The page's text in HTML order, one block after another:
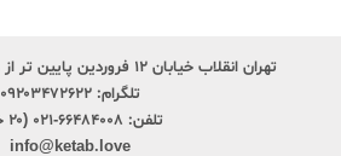
تهران انقلاب خیابان ۱۲ فروردین پایین تر از وحید نظری پلاک ۲۴۹
تلگرام: ۰۹۲۰۳۴۷۲۶۲۲
تلفن: ۶۶۴۸۴۰۰۸-۰۲۱ (۲۰ خط)
info@ketab.love